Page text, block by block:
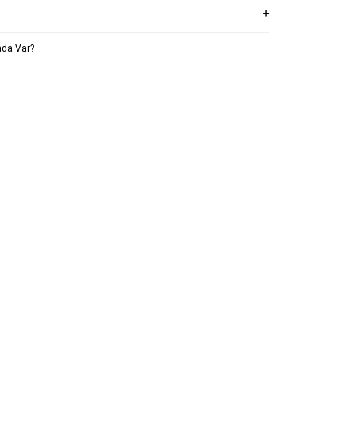
Var?